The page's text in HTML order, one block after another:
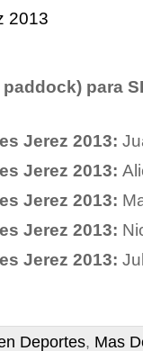
2013
para
Jerez 2013:
Jerez 2013:
Jerez 2013:
Jerez 2013:
Jerez 2013:
Deportes, Mas